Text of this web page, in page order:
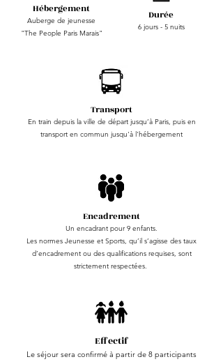
Hébergement
Auberge de jeunesse
"The People Paris Marais"
Durée
6 jours - 5 nuits
Transport
En train depuis la ville de départ jusqu’à Paris, puis en
transport en commun jusqu'à l'hébergement
Encadrement
Un encadrant pour 9 enfants.
Les normes Jeunesse et Sports, qu’il s’agisse des taux
d’encadrement ou des qualifications requises, sont
strictement respectées.
Effectif
Le séjour sera confirmé à partir de 8 participants